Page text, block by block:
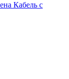
Кабель с